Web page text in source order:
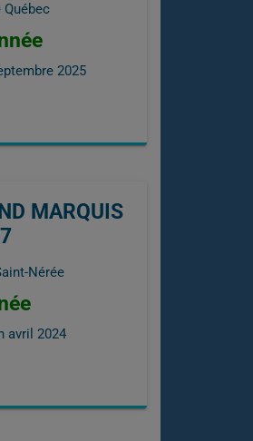
2025
MARQUIS
Nérée
avril 2024